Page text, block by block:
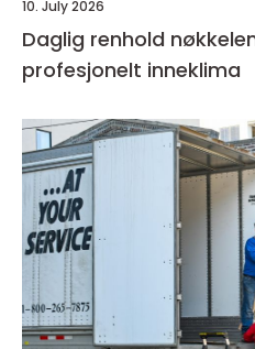
10. July 2026
Daglig renhold nøkkelen til et sunt og
profesjonelt inneklima